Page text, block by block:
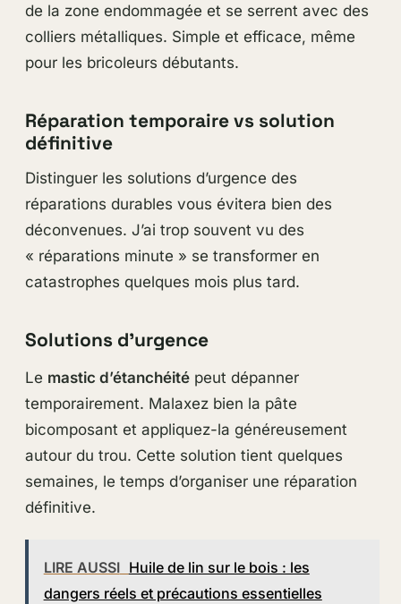
de la zone endommagée et se serrent avec des
colliers métalliques. Simple et efficace, même
pour les bricoleurs débutants.
Réparation temporaire vs solution
définitive
Distinguer les solutions d’urgence des
réparations durables vous évitera bien des
déconvenues. J’ai trop souvent vu des
« réparations minute » se transformer en
catastrophes quelques mois plus tard.
Solutions d’urgence
Le mastic d’étanchéitépeut dépanner
temporairement. Malaxez bien la pâte
bicomposant et appliquez-la généreusement
autour du trou. Cette solution tient quelques
semaines, le temps d’organiser une réparation
définitive.
LIRE AUSSI Huile de lin sur le bois : les
dangers réels et précautions essentielles